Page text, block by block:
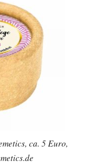
ca. 5 Euro,